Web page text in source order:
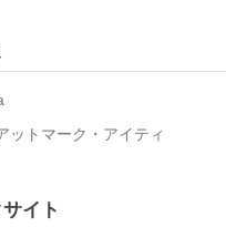
ットマーク・アイティ
イト